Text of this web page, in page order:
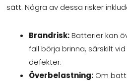
sätt. Några av dessa risker
Brandrisk:Batterier kan
fall börja brinna, särskilt
defekter.
Överbelastning: Om